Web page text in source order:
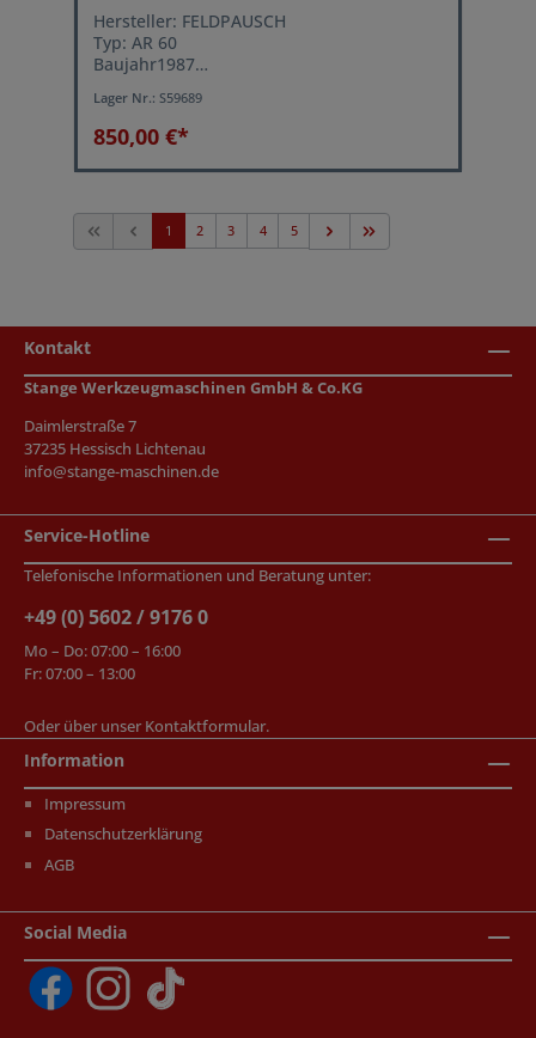
Hersteller: FELDPAUSCH
Typ: AR 60
Baujahr1987
Topf-Innenhöhe: 90 mm
Sortierbahnbreite: 18 mm
Regelgerät für stufenlose
Transportgeschwindigkeit
Lager Nr.: S59689
850,00 €*
1 2 3 4 5
Kontakt
Stange Werkzeugmaschinen GmbH & Co.KG
Daimlerstraße 7
37235 Hessisch Lichtenau
info@stange-maschinen.de
Service-Hotline
Telefonische Informationen und Beratung unter:
+49 (0) 5602 / 9176 0
Mo – Do: 07:00 – 16:00
Fr: 07:00 – 13:00
Oder über unser Kontaktformular.
Information
Impressum
Datenschutzerklärung
AGB
Social Media